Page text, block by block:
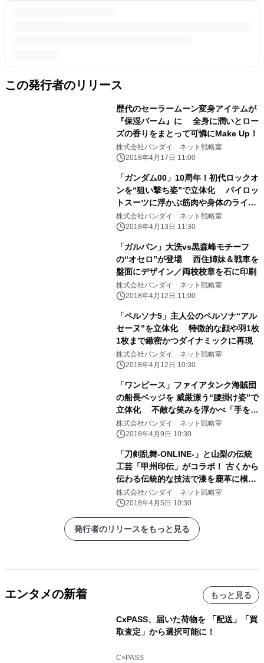
この発行者のリリース
歴代のセーラームーン変身アイテムが
『保湿バーム』に 全身に潤いとロー
ズの香りをまとって可憐にMake Up！
株式会社バンダイ ネット戦略室
2018年4月17日 11:00
「ガンダム00」10周年！初代ロックオ
ンを“狙い撃ち姿”で立体化 パイロッ
トスーツに浮かぶ筋肉や身体のライン
まで再現
株式会社バンダイ ネット戦略室
2018年4月13日 11:30
「ガルパン」大洗vs黒森峰モチーフ
の“オセロ”が登場 西住姉妹＆戦車を
盤面にデザイン／両校校章を石に印刷
株式会社バンダイ ネット戦略室
2018年4月12日 11:00
「ペルソナ5」主人公のペルソナ“アル
セーヌ”を立体化 特徴的な顔や羽1枚
1枚まで緻密かつダイナミックに再現
株式会社バンダイ ネット戦略室
2018年4月12日 10:30
「ワンピース」ファイアタンク海賊団
の船長ベッジを 威厳漂う“腰掛け姿”で
立体化 不敵な笑みを浮かべ「手を組
む・銃を構える」2ポーズを再現
株式会社バンダイ ネット戦略室
2018年4月9日 10:30
「刀剣乱舞-ONLINE-」と山梨の伝統
工芸「甲州印伝」がコラボ！ 古くから
伝わる伝統的な技法で漆を鹿革に模様
付けした商品！
株式会社バンダイ ネット戦略室
2018年4月5日 10:30
発行者のリリースをもっと見る
エンタメの新着 もっと見る
CxPASS、届いた荷物を 「配送」「買
取査定」から選択可能に！
C×PASS